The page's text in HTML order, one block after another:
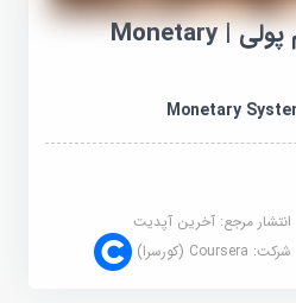
آموزش سیستم پولی | Monetary
انتشار مرجع:آخرین آپدیت
شرکت:Coursera (کورسرا)